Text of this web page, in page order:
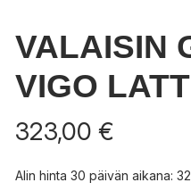
VALAISIN
VIGO
323,00 €
Alin hinta 30 päivän aikana: